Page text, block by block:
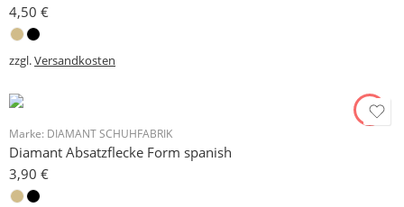
4,50 €
zzgl.Versandkosten
Marke: DIAMANT SCHUHFABRIK
Diamant Absatzflecke Form spanish
3,90 €